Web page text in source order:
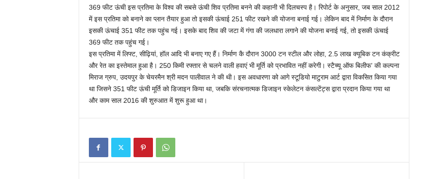
369 फीट ऊंची इस प्रतिमा के विश्व की सबसे ऊंची शिव प्रतिमा बनने की कहानी भी दिलचस्प है। रिपोर्ट के अनुसार, जब साल 2012
में इस प्रतिमा को बनाने का प्लान तैयार हुआ तो इसकी ऊंचाई 251 फीट रखने की योजना बनाई गई। लेकिन बाद में निर्माण के दौरान
इसकी ऊंचाई 351 फीट तक पहुंच गई। इसके बाद शिव की जटा में गंगा की जलधारा लगाने की योजना बनाई गई, तो इसकी ऊंचाई
369 फीट तक पहुंच गई।
इस प्रतिमा में लिफ्ट, सीढ़ियां, हॉल आदि भी बनाए गए हैं। निर्माण कै दौरान 3000 टन स्टील और लोहा, 2.5 लाख क्यूबिक टन कंक्रीट
और रेत का इस्तेमाल हुआ है। 250 किमी रफ्तार से चलने वाली हवाएं भी मूर्ति को प्रभावित नहीं करेगी। स्टैच्यू ऑफ बिलीफ’ की कल्पना
मिराज ग्रुप, उदयपुर के चेयरमैन श्री मदन पालीवाल ने की थी। इस अवधारणा को आगे स्टूडियो माटुराम आर्ट द्वारा विकसित किया गया
था जिसने 351 फीट ऊंची मूर्ति को डिजाइन किया था, जबकि संरचनात्मक डिजाइन स्केलेटन कंसल्टेंट्स द्वारा प्रदान किया गया था
और काम साल 2016 की शुरुआत में शुरू हुआ था।